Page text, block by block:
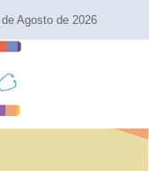
Agosto de 2026